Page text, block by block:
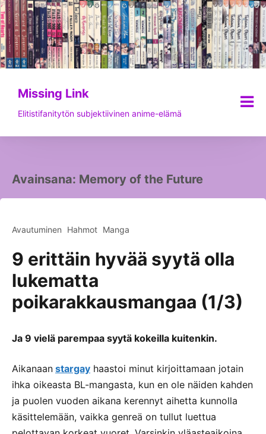
Siirry
sisältöön
Missing Link
Elitistifanitytön subjektiivinen anime-elämä
Avainsana: Memory of the Future
Avautuminen Hahmot Manga
9 erittäin hyvää syytä olla
lukematta
poikarakkausmangaa (1/3)
Ja 9 vielä parempaa syytä kokeilla kuitenkin.
Aikanaan stargay haastoi minut kirjoittamaan jotain
ihka oikeasta BL-mangasta, kun en ole näiden kahden
ja puolen vuoden aikana kerennyt aihetta kunnolla
käsittelemään, vaikka genreä on tullut luettua